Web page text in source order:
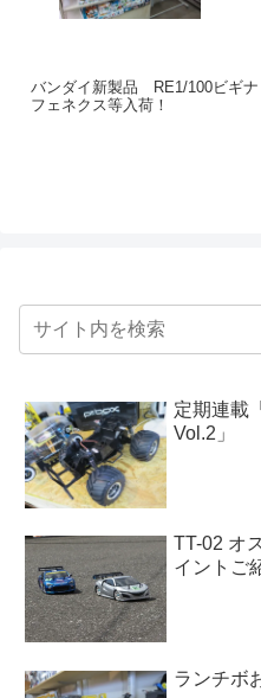
バンダイ新製品 RE1/100ビギナ
フェネクス等入荷！
定期連載
Vol.2」
TT-02 オ
イントご
ランチボ